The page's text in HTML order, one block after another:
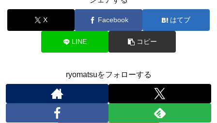
X Facebook はてブ
LINE コピー
ryomatsuをフォローする